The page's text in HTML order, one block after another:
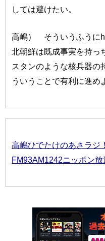
しては避けたい。
高嶋） そういうふうに
北朝鮮は既成事実を持っ
スタンのような核兵器の
ういうことで有利に進め
高嶋ひでたけのあさラジ！
FM93AM1242ニッポン